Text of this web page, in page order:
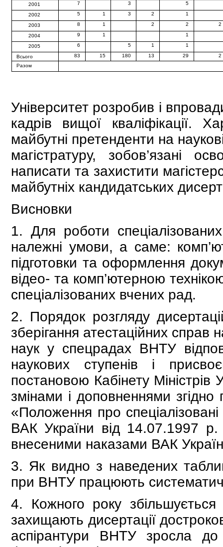
2001 7 3 5
2002 5 1 3 2 1
2003 8 1 2 2 2
2004 9 1 1
2005 6 5 1 1
Всього 83 15 180 13 29
2
Разом
Університет розробив і
кадрів вищої кваліфікації.
майбутні претенденти на
магістратуру, зобов’язані
написати та захистити
майбутніх кандидатських
Висновки
1. Для роботи
належні умови, а саме:
підготовки та оформлення
відео- та комп’ютерною
спеціалізованих вчених рад.
2. Порядок розгляду
зберігання атестаційних справ
наук у спецрадах ВНТУ
наукових ступенів і
постановою Кабінету
змінами і доповненнями згідно
«Положення про
ВАК України від 14.07.1997
внесеними наказами ВАК
3. Як видно з наведених
при ВНТУ працюють
4. Кожного року збільшується
захищають дисертації
аспірантури ВНТУ зросла